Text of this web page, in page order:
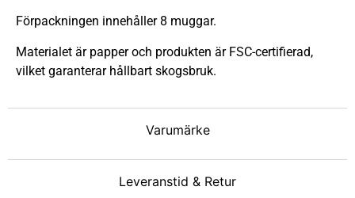
Varumärke
Leveranstid & Retur
Förpackningen innehåller 8 muggar.
Materialet är papper och produkten är FSC-certifierad,
vilket garanterar hållbart skogsbruk.